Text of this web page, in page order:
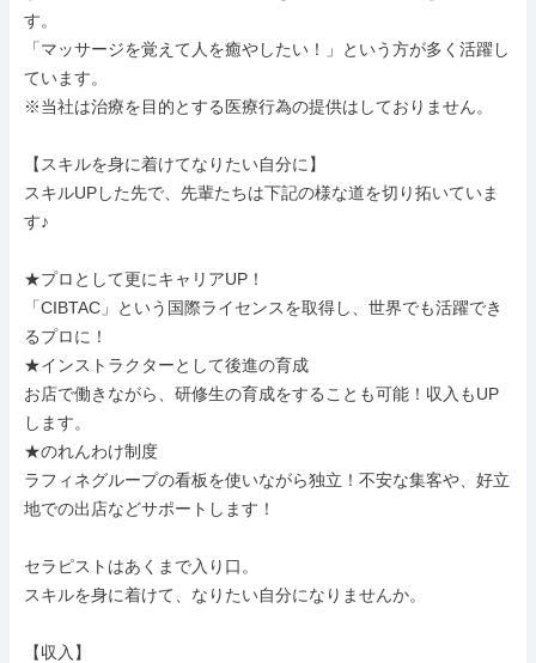
す。
「マッサージを覚えて人を癒やしたい！」という方が多く活躍し
ています。
※当社は治療を目的とする医療行為の提供はしておりません。
【スキルを身に着けてなりたい自分に】
スキルUPした先で、先輩たちは下記の様な道を切り拓いていま
す♪
★プロとして更にキャリアUP！
「CIBTAC」という国際ライセンスを取得し、世界でも活躍でき
るプロに！
★インストラクターとして後進の育成
お店で働きながら、研修生の育成をすることも可能！収入もUP
します。
★のれんわけ制度
ラフィネグループの看板を使いながら独立！不安な集客や、好立
地での出店などサポートします！
セラピストはあくまで入り口。
スキルを身に着けて、なりたい自分になりませんか。
【収入】